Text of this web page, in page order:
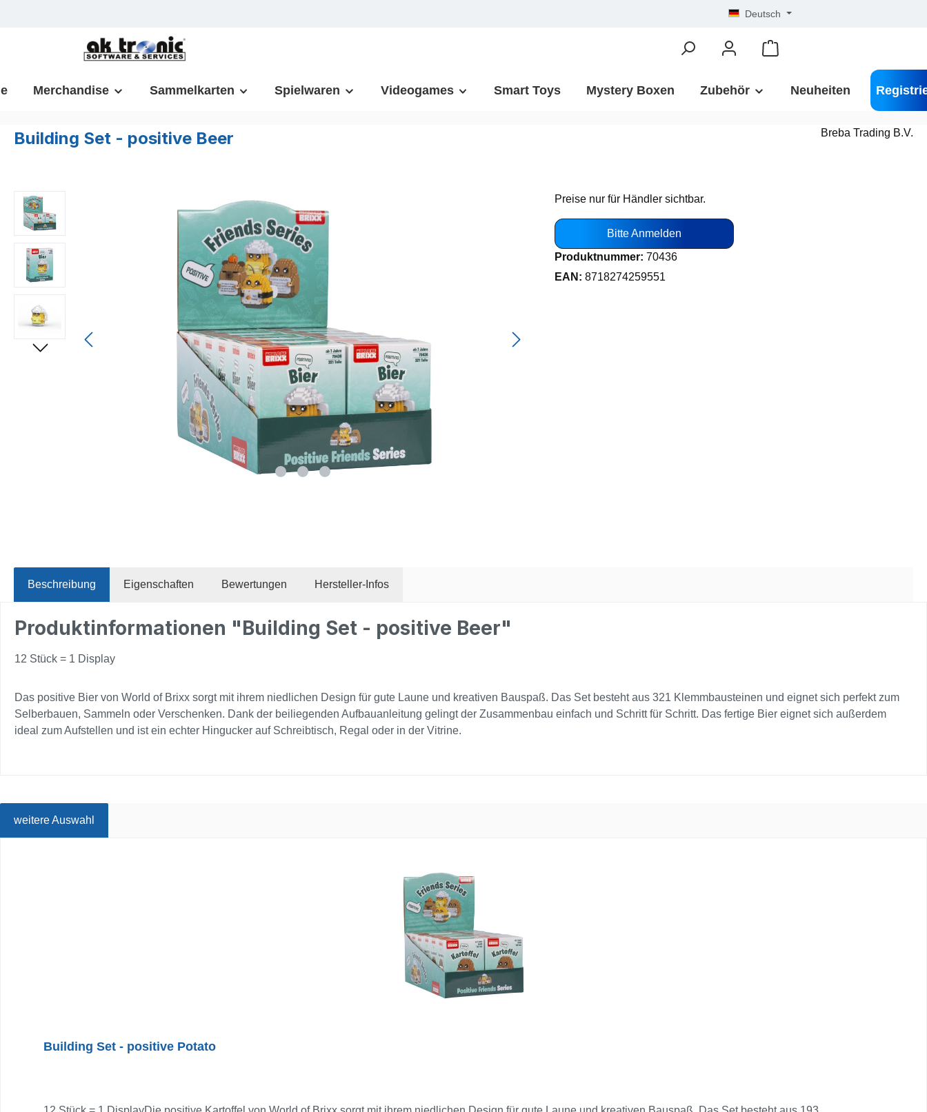
Deutsch
Merchandise Sammelkarten Spielwaren Videogames Smart Toys Mystery Boxen Zubehör Neuheiten
Building Set - positive Beer Breba Trading B.V.
Bildergalerie überspringen Preise nur für Händler sichtbar.
Bitte Anmelden
Produktnummer: 70436
EAN: 8718274259551
Beschreibung Eigenschaften Bewertungen Hersteller-Infos
Produktinformationen "Building Set - positive Beer"
12 Stück = 1 Display
Das positive Bier von World of Brixx sorgt mit ihrem niedlichen Design für gute Laune und kreativen Bauspaß. Das Set besteht aus 321 Klemmbausteinen und eignet sich perfekt zum
Selberbauen, Sammeln oder Verschenken. Dank der beiliegenden Aufbauanleitung gelingt der Zusammenbau einfach und Schritt für Schritt. Das fertige Bier eignet sich außerdem
ideal zum Aufstellen und ist ein echter Hingucker auf Schreibtisch, Regal oder in der Vitrine.
weitere Auswahl
Building Set - positive Potato